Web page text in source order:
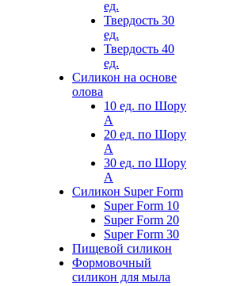
ед.
Твердость 30
ед.
Твердость 40
ед.
Силикон на основе
олова
10 ед. по Шору
А
20 ед. по Шору
А
30 ед. по Шору
А
Силикон Super Form
Super Form 10
Super Form 20
Super Form 30
Пищевой силикон
Формовочный
силикон для мыла